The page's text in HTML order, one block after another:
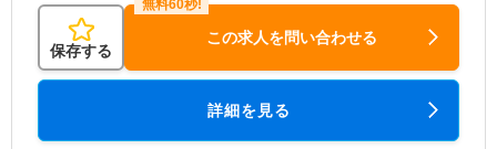
保存する
この求人を問い合わせる
詳細を見る